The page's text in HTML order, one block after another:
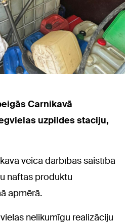
Carnikavā
uzpildes staciju,
veica darbības saistībā
naftas produktu
apmērā.
nelikumīgu realizāciju